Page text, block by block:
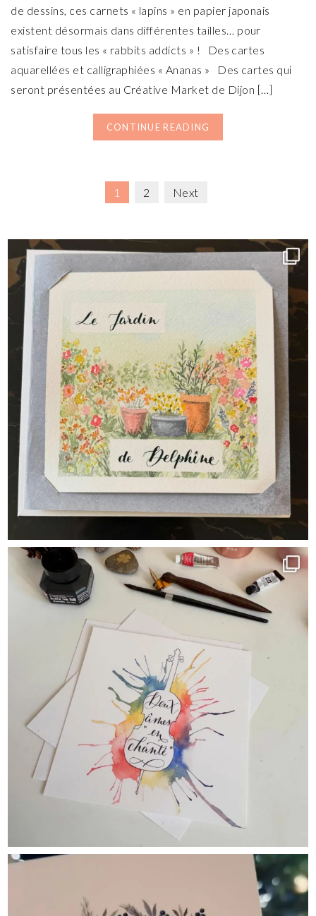
de dessins, ces carnets « lapins » en papier japonais
existent désormais dans différentes tailles… pour
satisfaire tous les « rabbits addicts » ! Des cartes
aquarellées et calligraphiées « Ananas » Des cartes qui
seront présentées au Créative Market de Dijon […]
CONTINUE READING
1 2 Next